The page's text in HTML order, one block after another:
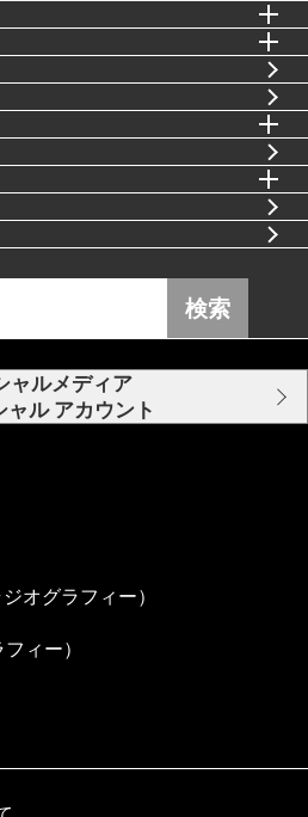
検索
ャルメディア
ャル アカウント
オグラフィー）
ィー）